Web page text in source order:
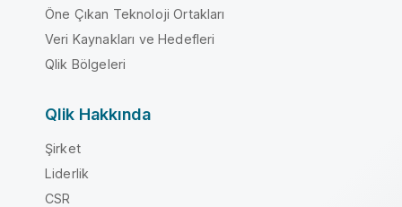
Öne Çıkan Teknoloji Ortakları
Veri Kaynakları ve Hedefleri
Qlik Bölgeleri
Qlik Hakkında
Şirket
Liderlik
CSR